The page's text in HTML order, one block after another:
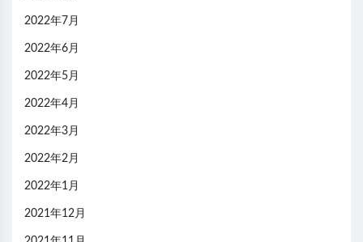
2022年7月
2022年6月
2022年5月
2022年4月
2022年3月
2022年2月
2022年1月
2021年12月